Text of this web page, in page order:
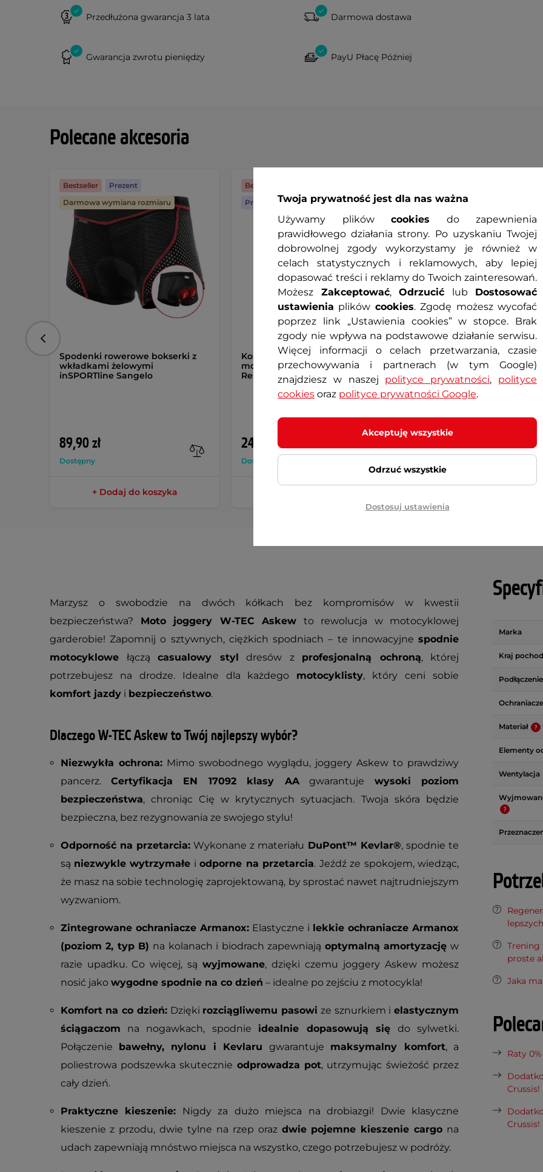
Przedłużona gwarancja 3 lata Darmowa dostawa
Gwarancja zwrotu pieniędzy PayU Płacę Później
Polecane akcesoria
Spodenki rowerowe bokserki z
wkładkami żelowymi
inSPORTline Sangelo
89,90 zł
Dostępny
Bestseller
Prezent
Darmowa wymiana rozmiaru
+ Dodaj do koszyka
Koszula flanelowa męska
motocyklowa W-TEC Black Heart
Respector II
249,90 zł
Dostępny
Bestseller
Prezent
Buty motocyklowe W-TEC
SevendeePROMOCJA
399,90 zł
Najniższa cena z 30 dni przed obniżką:
439,90 zł
- AKCJA PROMOCYJNA
Poprzedni
Marzysz o swobodzie na dwóch kółkach bez kompromisów w kwestii
bezpieczeństwa? Moto joggery W-TEC Askew to rewolucja w motocyklowej
garderobie! Zapomnij o sztywnych, ciężkich spodniach – te innowacyjne spodnie
motocyklowe łączą casualowy styl dresów z profesjonalną ochroną, której
potrzebujesz na drodze. Idealne dla każdego motocyklisty, który ceni sobie
komfort jazdy i bezpieczeństwo.
Dlaczego W-TEC Askew to Twój najlepszy wybór?
Niezwykła ochrona:Mimo swobodnego wyglądu, joggery Askew to prawdziwy
pancerz.Certyfikacja EN 17092 klasy AAgwarantuje wysoki poziom
bezpieczeństwa, chroniąc Cię w krytycznych sytuacjach. Twoja skóra będzie
bezpieczna, bez rezygnowania ze swojego stylu!
Odporność na przetarcia:Wykonane z materiału DuPont™ Kevlar®, spodnie te
są niezwykle wytrzymałe iodporne na przetarcia. Jeźdź ze spokojem, wiedząc,
że masz na sobie technologię zaprojektowaną, by sprostać nawet najtrudniejszym
wyzwaniom.
Zintegrowane ochraniacze Armanox:Elastyczne i lekkie ochraniacze Armanox
(poziom 2, typ B) na kolanach i biodrach zapewniają optymalną amortyzację w
razie upadku. Co więcej, sąwyjmowane, dzięki czemu joggery Askew możesz
nosić jako wygodne spodnie na co dzień – idealne po zejściu z motocykla!
Komfort na co dzień:Dzięki rozciągliwemu pasowi ze sznurkiem ielastycznym
ściągaczom na nogawkach, spodnie idealnie dopasowują się do sylwetki.
Połączenie bawełny, nylonu i Kevlaru gwarantuje maksymalny komfort, a
poliestrowa podszewka skutecznie odprowadza pot, utrzymując świeżość przez
cały dzień.
Praktyczne kieszenie: Nigdy za dużo miejsca na drobiazgi! Dwie klasyczne
kieszenie z przodu, dwie tylne na rzep oraz dwie pojemne kieszenie cargo na
udach zapewniają mnóstwo miejsca na wszystko, czego potrzebujesz w podróży.
Marka
Kraj
Ochraniacze
Materiał
Elementy
Wentylacja
Trening
proste
Jaka
Raty
Crussis!
Crussis!
Twoja prywatność jest dla nas ważna
Używamy plików cookies do zapewnienia
prawidłowego działania strony. Po uzyskaniu Twojej
dobrowolnej zgody wykorzystamy je również w
celach statystycznych i reklamowych, aby lepiej
dopasować treści i reklamy do Twoich zainteresowań.
Możesz Zakceptować, Odrzucić lub Dostosować
ustawienia plików cookies. Zgodę możesz wycofać
poprzez link „Ustawienia cookies” w stopce. Brak
zgody nie wpływa na podstawowe działanie serwisu.
Więcej informacji o celach przetwarzania, czasie
przechowywania i partnerach (w tym Google)
znajdziesz w naszej polityce prywatności, polityce
cookies oraz polityce prywatności Google.
Akceptuję wszystkie
Odrzuć wszystkie
Dostosuj ustawienia